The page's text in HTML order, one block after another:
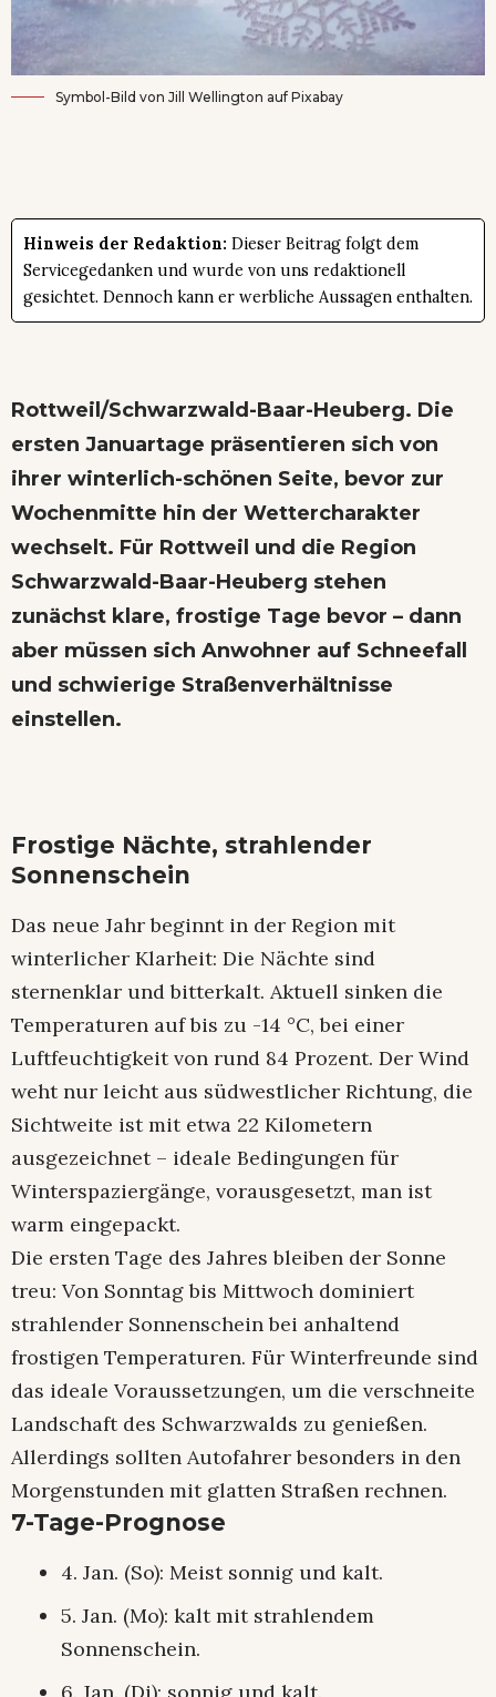
Symbol-Bild von Jill Wellington auf Pixabay
Hinweis der Redaktion: Dieser Beitrag folgt dem
Servicegedanken und wurde von uns redaktionell
gesichtet. Dennoch kann er werbliche Aussagen enthalten.
Rottweil/Schwarzwald-Baar-Heuberg. Die
ersten Januartage präsentieren sich von
ihrer winterlich-schönen Seite, bevor zur
Wochenmitte hin der Wettercharakter
wechselt. Für Rottweil und die Region
Schwarzwald-Baar-Heuberg stehen
zunächst klare, frostige Tage bevor – dann
aber müssen sich Anwohner auf Schneefall
und schwierige Straßenverhältnisse
einstellen.
Frostige Nächte, strahlender
Sonnenschein
Das neue Jahr beginnt in der Region mit
winterlicher Klarheit: Die Nächte sind
sternenklar und bitterkalt. Aktuell sinken die
Temperaturen auf bis zu -14 °C, bei einer
Luftfeuchtigkeit von rund 84 Prozent. Der Wind
weht nur leicht aus südwestlicher Richtung, die
Sichtweite ist mit etwa 22 Kilometern
ausgezeichnet – ideale Bedingungen für
Winterspaziergänge, vorausgesetzt, man ist
warm eingepackt.
Die ersten Tage des Jahres bleiben der Sonne
treu: Von Sonntag bis Mittwoch dominiert
strahlender Sonnenschein bei anhaltend
frostigen Temperaturen. Für Winterfreunde sind
das ideale Voraussetzungen, um die verschneite
Landschaft des Schwarzwalds zu genießen.
Allerdings sollten Autofahrer besonders in den
Morgenstunden mit glatten Straßen rechnen.
7-Tage-Prognose
4. Jan. (So): Meist sonnig und kalt.
5. Jan. (Mo): kalt mit strahlendem
Sonnenschein.